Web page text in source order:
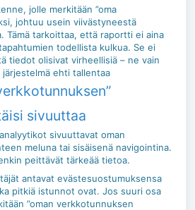
jolle merkitään ”oma
johtuu usein viivästyneestä
Tämä tarkoittaa, että raportti ei aina
todellista kulkua. Se ei
tiedot olisivat virheellisiä – ne vain
ehti tallentaa
sivuuttaa
sivuuttavat oman
meluna tai sisäisenä navigointina.
peittävät tärkeää tietoa.
antavat evästesuostumuksensa
pitkiä istunnot ovat. Jos suuri osa
”oman verkkotunnuksen